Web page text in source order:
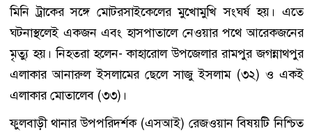
মিনি ট্রাকের সঙ্গে মোটরসাইকেলের মুখোমুখি সংঘর্ষ হয়। এতে
ঘটনাস্থলেই একজন এবং হাসপাতালে নেওয়ার পথে আরেকজনের
মৃত্যু হয়। নিহতরা হলেন- কাহারোল উপজেলার রামপুর জগন্নাথপুর
এলাকার আনারুল ইসলামের ছেলে সাজু ইসলাম (৩২) ও একই
এলাকার মোতালেব (৩৩)।
ফুলবাড়ী থানার উপপরিদর্শক (এসআই) রেজওয়ান বিষয়টি নিশ্চিত